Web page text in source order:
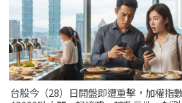
台股今（28）日開盤即遭重擊，加權指